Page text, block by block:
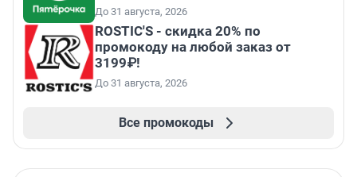
До 31 августа, 2026
ROSTIC'S - скидка 20% по
промокоду на любой заказ от
3199₽!
До 31 августа, 2026
Все промокоды